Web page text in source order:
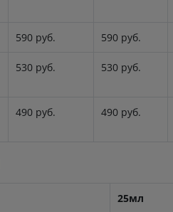
590 руб. 590 руб.
530 руб. 530 руб.
490 руб. 490 руб.
25мл